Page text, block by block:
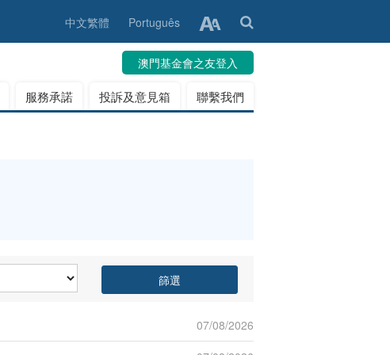
中文繁體 Português
澳門基金會之友登入
服務承諾 投訴及意見箱 聯繫我們
篩選
07/08/2026